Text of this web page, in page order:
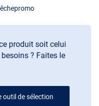
produit soit celui
? Faites le
outil de sélection